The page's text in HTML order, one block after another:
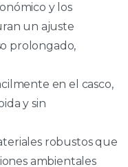
y los
un ajuste
prolongado,
en el casco,
y sin
robustos que
ambientales